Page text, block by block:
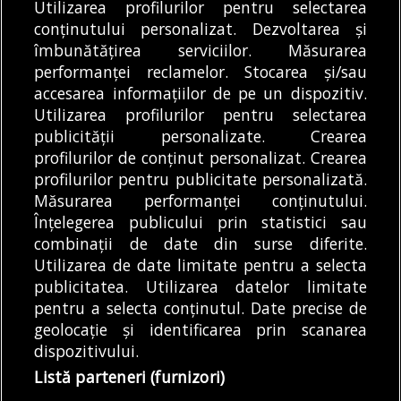
Metrorex a precizat că
lucrările la Magistrala
6 de metrou au
continuat...
ANDREEA STĂNĂRÎNGĂ
sunt anunțați că în
zilele ce urmează o
serie...
DEDENIZ GARGULI 07/08/2026
MODIFICĂ SETĂRILE COOKIES
© Copyright 2025 - Buletin de București.
Găzduit dePresslabs.com. Powered by TRS Design.
Despre
Noi
Media
Kit
Politică De
Confidențialitate
Cookie
Policy (EU)
Cookie
Policy
Tweet
Facebook
Share this selection
Tweet
Utilizarea profilurilor pentru selectarea
conținutului personalizat. Dezvoltarea și
îmbunătățirea serviciilor. Măsurarea
performanței reclamelor. Stocarea și/sau
accesarea informațiilor de pe un dispozitiv.
Utilizarea profilurilor pentru selectarea
publicității personalizate. Crearea
profilurilor de conținut personalizat. Crearea
profilurilor pentru publicitate personalizată.
Măsurarea performanței conținutului.
Înțelegerea publicului prin statistici sau
combinații de date din surse diferite.
Utilizarea de date limitate pentru a selecta
publicitatea. Utilizarea datelor limitate
pentru a selecta conținutul. Date precise de
geolocație și identificarea prin scanarea
dispozitivului.
Listă parteneri (furnizori)